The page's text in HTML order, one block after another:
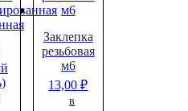
Заклепка
резьбовая
м6
13,00₽
В